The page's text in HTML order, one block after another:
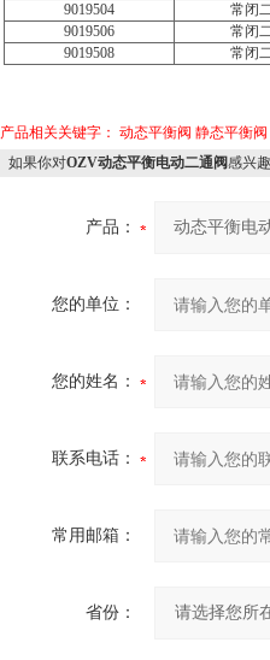
9019504
常闭
9019506
常闭
9019508
常闭
产品相关关键字： 动态平衡阀 静态平衡阀
如果你对OZV动态平衡电动二通阀感兴
产品：
您的单位：
您的姓名：
联系电话：
常用邮箱：
省份：